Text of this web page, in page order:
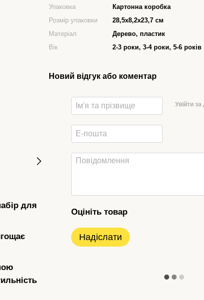
для
Упаковка
Картонна коробка
Розмір упаковки
28,5х8,2х23,7 см
Матеріал
Дерево, пластик
Вік
2-3 роки, 3-4 роки, 5-6 років
Новий відгук або коментар
Увійти
Оцініть товар
Надіслати